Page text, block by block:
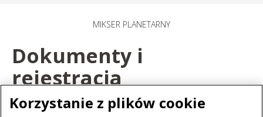
MIKSER PLANETARNY​
Dokumenty i
rejestracja
ZAREJESTRUJ SWÓJ PRODUKT
Korzystanie z plików cookie